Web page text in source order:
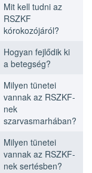
Mit kell tudni az
RSZKF
kórokozójáról?
Hogyan fejlődik ki
a betegség?
Milyen tünetei
vannak az RSZKF-
nek
szarvasmarhában?
Milyen tünetei
vannak az RSZKF-
nek sertésben?